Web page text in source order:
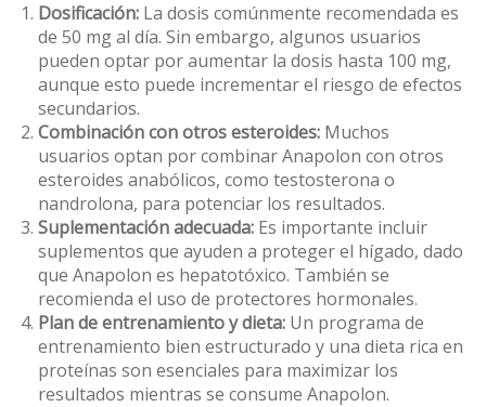
Dosificación: La dosis comúnmente recomendada es
de 50 mg al día. Sin embargo, algunos usuarios
pueden optar por aumentar la dosis hasta 100 mg,
aunque esto puede incrementar el riesgo de efectos
secundarios.
Combinación con otros esteroides: Muchos
usuarios optan por combinar Anapolon con otros
esteroides anabólicos, como testosterona o
nandrolona, para potenciar los resultados.
Suplementación adecuada: Es importante incluir
suplementos que ayuden a proteger el hígado, dado
que Anapolon es hepatotóxico. También se
recomienda el uso de protectores hormonales.
Plan de entrenamiento y dieta: Un programa de
entrenamiento bien estructurado y una dieta rica en
proteínas son esenciales para maximizar los
resultados mientras se consume Anapolon.